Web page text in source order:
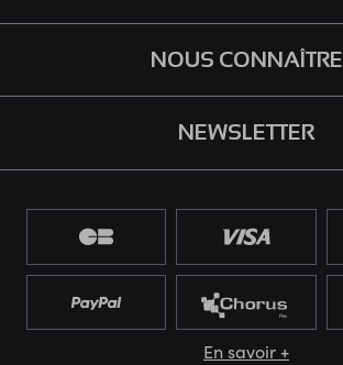
NOUS CONNAÎTRE
NEWSLETTER
En savoir +